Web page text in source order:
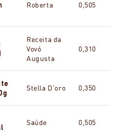
Roberta 0,505
Receita da
Vovó
Augusta
0,310
Stella D'oro 0,350
Saúde 0,505